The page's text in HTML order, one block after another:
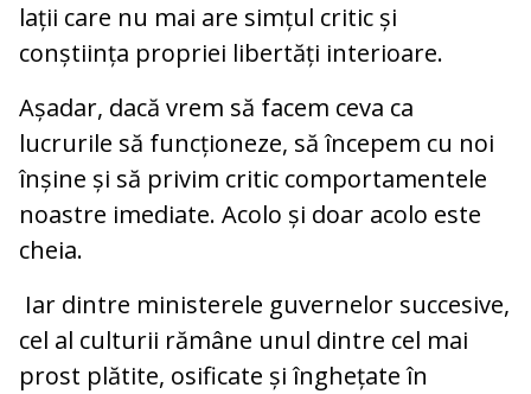
lații care nu mai are simțul critic și
conștiința propriei libertăți interioare.
Așadar, dacă vrem să facem ceva ca
lucrurile să funcționeze, să începem cu noi
înșine și să privim critic comportamentele
noastre imediate. Acolo și doar acolo este
cheia.
Iar dintre ministerele guvernelor succesive,
cel al culturii rămâne unul dintre cel mai
prost plătite, osificate și înghețate în